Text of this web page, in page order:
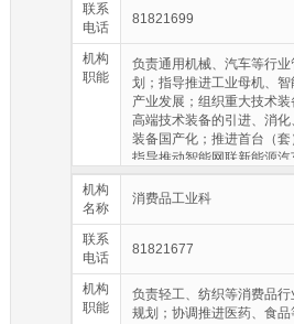
联系
电话
81821699
机构
职能
负责通用机械、汽车等行
划；指导推进工业母机、
产业发展；组织重大技术
高端技术装备的引进、消
装备国产化；推进首台（套
指导推动智能网联新能源
本行业淘汰落后、化解过
业运行情况。
机构
名称
消费品工业科
联系
电话
81821677
机构
职能
负责轻工、纺织等消费品
规划；协调推进医药、食